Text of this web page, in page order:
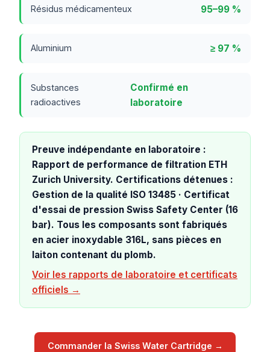
Résidus médicamenteux 95–99 %
Aluminium ≥ 97 %
Substances
radioactives
Confirmé en
laboratoire
Preuve indépendante en laboratoire :
Rapport de performance de filtration ETH
Zurich University. Certifications détenues :
Gestion de la qualité ISO 13485 · Certificat
d'essai de pression Swiss Safety Center (16
bar). Tous les composants sont fabriqués
en acier inoxydable 316L, sans pièces en
laiton contenant du plomb.
Voir les rapports de laboratoire et certificats
officiels →
Commander la Swiss Water Cartridge →